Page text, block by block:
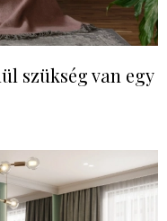
szükség van egy